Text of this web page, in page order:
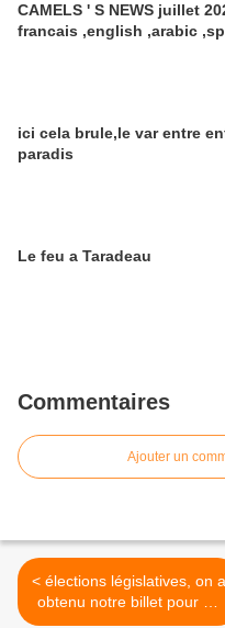
CAMELS ' S NEWS juillet
francais ,english ,arabic
ici cela brule,le var entre
paradis
Le feu a Taradeau
Commentaires
Ajouter un
< élections législatives, on a
obtenu notre billet pour un
voyage en terre inconnue